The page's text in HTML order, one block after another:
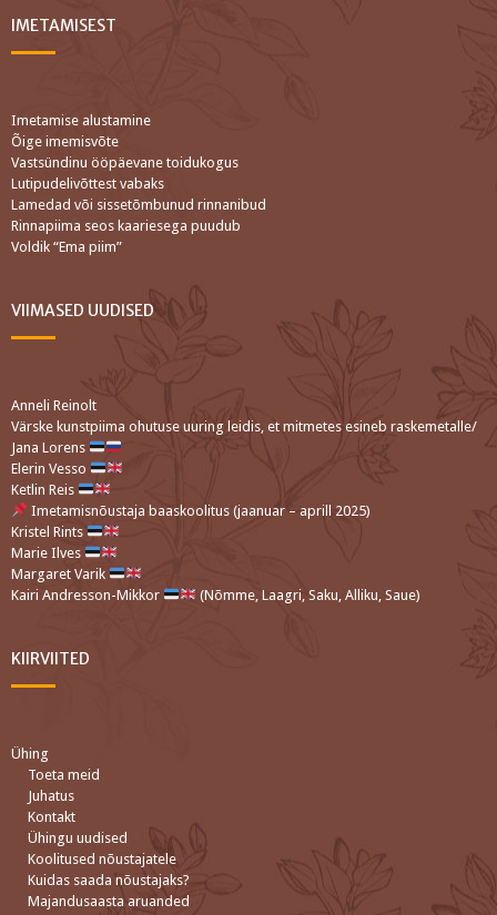
IMETAMISEST
Imetamise alustamine
Õige imemisvõte
Vastsündinu ööpäevane toidukogus
Lutipudelivõttest vabaks
Lamedad või sissetõmbunud rinnanibud
Rinnapiima seos kaariesega puudub
Voldik “Ema piim”
VIIMASED UUDISED
Anneli Reinolt
Värske kunstpiima ohutuse uuring leidis, et mitmetes esineb raskemetalle/
Jana Lorens
Elerin Vesso
Ketlin Reis
Imetamisnõustaja baaskoolitus (jaanuar – aprill 2025)
Kristel Rints
Marie Ilves
Margaret Varik
Kairi Andresson-Mikkor
(Nõmme, Laagri, Saku, Alliku, Saue)
KIIRVIITED
Ühing
Toeta meid
Juhatus
Kontakt
Ühingu uudised
Koolitused nõustajatele
Kuidas saada nõustajaks?
Majandusaasta aruanded